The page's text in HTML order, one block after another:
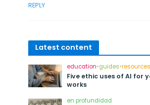
REPLY
Latest content
education•guides•resources
Five ethic uses of AI for
works
en profundidad